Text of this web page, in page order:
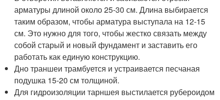
арматуры длиной около 25-30 см. Длина выбирается
таким образом, чтобы арматура выступала на 12-15
см. Это нужно для того, чтобы жестко связать между
собой старый и новый фундамент и заставить его
работать как единую конструкцию.
Дно траншеи трамбуется и устраивается песчаная
подушка 15-20 см толщиной.
Для гидроизоляции тарншея выстилается рубероидом